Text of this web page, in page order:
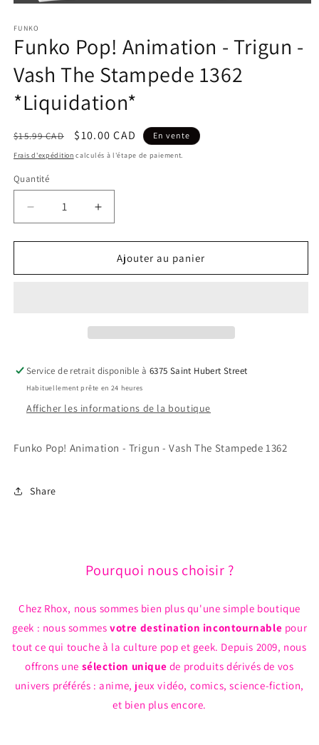
média
1
dans
fenêtre
modale
FUNKO
Funko Pop! Animation - Trigun -
Vash The Stampede 1362
*Liquidation*
Prix
habituel
$15.99 CAD
Prix
promotionnel
$10.00 CAD En vente
Frais d'expédition calculés à l'étape de paiement.
Quantité
Réduire
la
quantité
Funko
The
Stampede
1362
Augmenter
la
quantité
Funko
The
Stampede
1362
Ajouter au panier
Service de retrait disponible à 6375 Saint Hubert Street
Habituellement prête en 24 heures
Afficher les informations de la boutique
Funko Pop! Animation - Trigun - Vash The Stampede 1362
Share
Pourquoi nous choisir ?
Chez Rhox, nous sommes bien plus qu'une simple boutique
geek : nous sommesvotre destination incontournable pour
tout ce qui touche à la culture pop et geek. Depuis 2009, nous
offrons une sélection unique de produits dérivés de vos
univers préférés : anime, jeux vidéo, comics, science-fiction,
et bien plus encore.